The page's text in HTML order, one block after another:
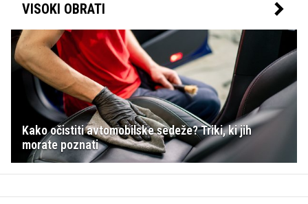
VISOKI OBRATI
Kako očistiti avtomobilske sedeže? Triki, ki jih
morate poznati